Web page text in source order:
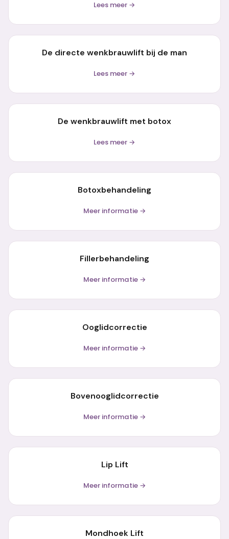
Lees meer →
De directe wenkbrauwlift bij de man
Lees meer →
De wenkbrauwlift met botox
Lees meer →
Botoxbehandeling
Meer informatie →
Fillerbehandeling
Meer informatie →
Ooglidcorrectie
Meer informatie →
Bovenooglidcorrectie
Meer informatie →
Lip Lift
Meer informatie →
Mondhoek Lift